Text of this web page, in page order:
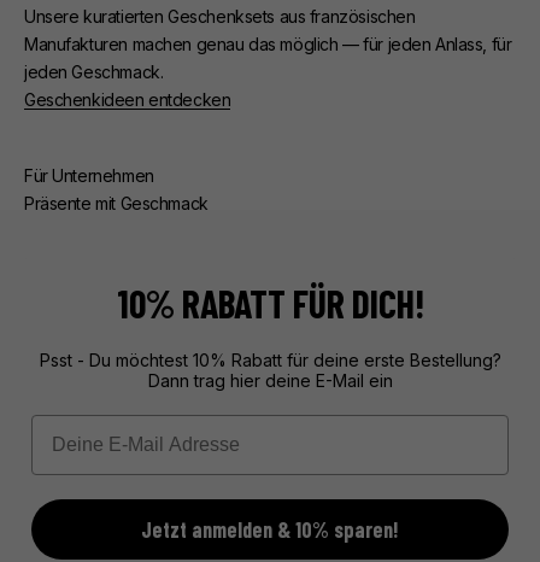
Unsere kuratierten Geschenksets aus französischen
Manufakturen machen genau das möglich — für jeden Anlass, für
jeden Geschmack.
Geschenkideen entdecken
Für Unternehmen
Präsente mit Geschmack
Exklusive Geschenke aus Frankreich, unvergesslich verpackt.
Mehr über unseren Service erfahren
10% RABATT FÜR DICH!
Psst - Du möchtest 10% Rabatt für deine erste Bestellung?
Dann trag hier deine E-Mail ein
Email
Jetzt anmelden & 10% sparen!